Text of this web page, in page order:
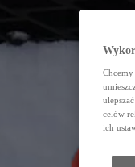
celów
ich